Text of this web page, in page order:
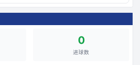
0
进球数